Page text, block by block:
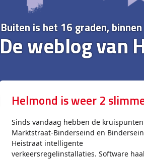
Buiten is het 16 graden,
De weblog van
Helmond is weer 2
Sinds vandaag hebben de kruispunten
Marktstraat-Binderseind en
Heistraat intelligente
verkeersregelinstallaties. Software